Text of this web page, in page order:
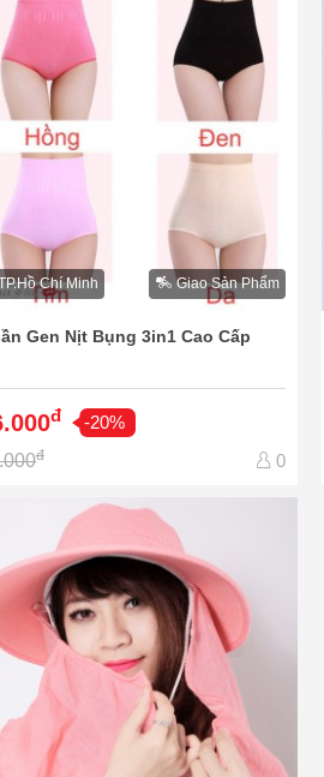
Chí Minh Giao Sản Phẩm
Gen Nịt Bụng 3in1 Cao Cấp
đ
-20%
đ 0